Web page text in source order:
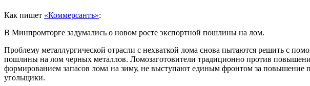
Как пишет «Коммерсантъ»:
В Минпромторге задумались о новом росте экспортной пошлины на лом.
Проблему металлургической отрасли с нехваткой лома снова пытаются решить с
пошлины на лом черных металлов. Ломозаготовители традиционно против
формированием запасов лома на зиму, не выступают единым фронтом за
угольщики.